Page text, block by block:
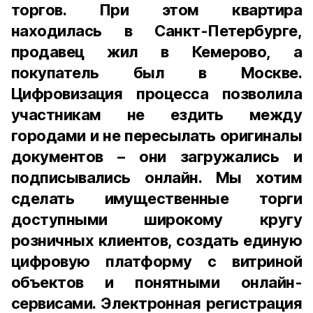
торгов. При этом квартира
находилась в Санкт-Петербурге,
продавец жил в Кемерово, а
покупатель был в Москве.
Цифровизация процесса позволила
участникам не ездить между
городами и не пересылать оригиналы
документов – они загружались и
подписывались онлайн. Мы хотим
сделать имущественные торги
доступными широкому кругу
розничных клиентов, создать единую
цифровую платформу с витриной
объектов и понятными онлайн-
сервисами. Электронная регистрация